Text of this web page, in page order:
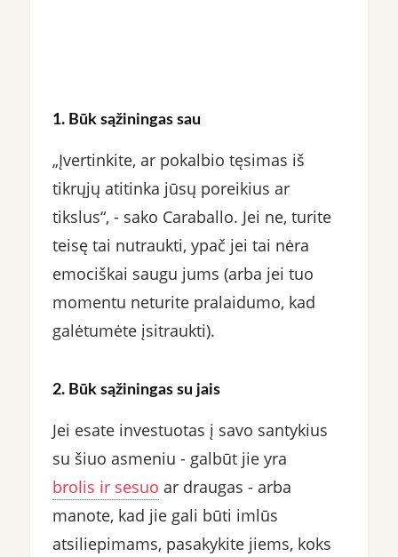
1. Būk sąžiningas sau
„Įvertinkite, ar pokalbio tęsimas iš
tikrųjų atitinka jūsų poreikius ar
tikslus“, - sako Caraballo. Jei ne, turite
teisę tai nutraukti, ypač jei tai nėra
emociškai saugu jums (arba jei tuo
momentu neturite pralaidumo, kad
galėtumėte įsitraukti).
2. Būk sąžiningas su jais
Jei esate investuotas į savo santykius
su šiuo asmeniu - galbūt jie yra
brolis ir sesuo ar draugas - arba
manote, kad jie gali būti imlūs
atsiliepimams, pasakykite jiems, koks